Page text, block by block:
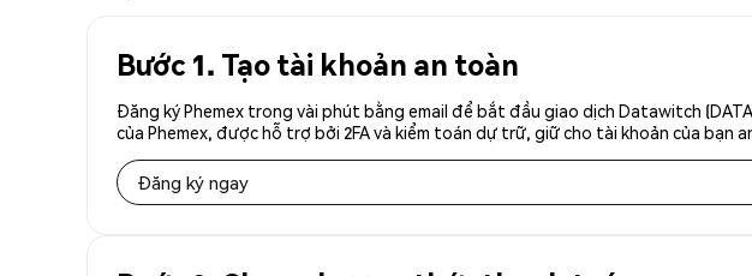
Bước 1. Tạo tài khoản an toàn
Đăng ký Phemex trong vài phút bằng email để bắt đầu giao dịch Datawitch
của Phemex, được hỗ trợ bởi 2FA và kiểm toán dự trữ, giữ cho tài khoản của bạn
Đăng ký ngay